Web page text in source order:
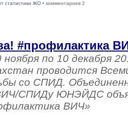
статистики ЖО • комментариев 2
#профилактика
ноября по 10 декабря
проводится
со СПИД.
СПИДу ЮНЭЙДС
ВИЧ»